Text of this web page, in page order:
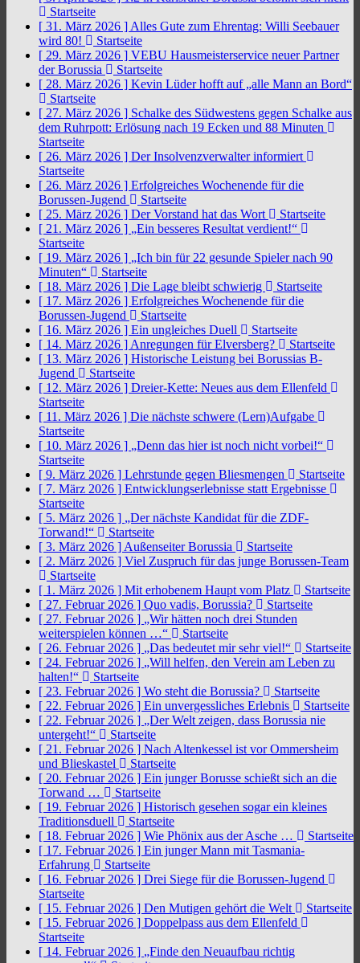
Startseite
[ 31. März 2026 ] Alles Gute zum Ehrentag: Willi Seebauer
wird 80!
Startseite
[ 29. März 2026 ] VEBU Hausmeisterservice neuer Partner
der Borussia
Startseite
[ 28. März 2026 ] Kevin Lüder hofft auf „alle Mann an Bord“
Startseite
[ 27. März 2026 ] Schalke des Südwestens gegen Schalke aus
dem Ruhrpott: Erlösung nach 19 Ecken und 88 Minuten
Startseite
[ 26. März 2026 ] Der Insolvenzverwalter informiert
Startseite
[ 26. März 2026 ] Erfolgreiches Wochenende für die
Borussen-Jugend
Startseite
[ 25. März 2026 ] Der Vorstand hat das Wort
Startseite
[ 21. März 2026 ] „Ein besseres Resultat verdient!“
Startseite
[ 19. März 2026 ] „Ich bin für 22 gesunde Spieler nach 90
Minuten“
Startseite
[ 18. März 2026 ] Die Lage bleibt schwierig
Startseite
[ 17. März 2026 ] Erfolgreiches Wochenende für die
Borussen-Jugend
Startseite
[ 16. März 2026 ] Ein ungleiches Duell
Startseite
[ 14. März 2026 ] Anregungen für Elversberg?
Startseite
[ 13. März 2026 ] Historische Leistung bei Borussias B-
Jugend
Startseite
[ 12. März 2026 ] Dreier-Kette: Neues aus dem Ellenfeld
Startseite
[ 11. März 2026 ] Die nächste schwere (Lern)Aufgabe
Startseite
[ 10. März 2026 ] „Denn das hier ist noch nicht vorbei!“
Startseite
[ 9. März 2026 ] Lehrstunde gegen Bliesmengen
Startseite
[ 7. März 2026 ] Entwicklungserlebnisse statt Ergebnisse
Startseite
[ 5. März 2026 ] „Der nächste Kandidat für die ZDF-
Torwand!“
Startseite
[ 3. März 2026 ] Außenseiter Borussia
Startseite
[ 2. März 2026 ] Viel Zuspruch für das junge Borussen-Team
Startseite
[ 1. März 2026 ] Mit erhobenem Haupt vom Platz
Startseite
[ 27. Februar 2026 ] Quo vadis, Borussia?
Startseite
[ 27. Februar 2026 ] „Wir hätten noch drei Stunden
weiterspielen können …“
Startseite
[ 26. Februar 2026 ] „Das bedeutet mir sehr viel!“
Startseite
[ 24. Februar 2026 ] „Will helfen, den Verein am Leben zu
halten!“
Startseite
[ 23. Februar 2026 ] Wo steht die Borussia?
Startseite
[ 22. Februar 2026 ] Ein unvergessliches Erlebnis
Startseite
[ 22. Februar 2026 ] „Der Welt zeigen, dass Borussia nie
untergeht!“
Startseite
[ 21. Februar 2026 ] Nach Altenkessel ist vor Ommersheim
und Blieskastel
Startseite
[ 20. Februar 2026 ] Ein junger Borusse schießt sich an die
Torwand …
Startseite
[ 19. Februar 2026 ] Historisch gesehen sogar ein kleines
Traditionsduell
Startseite
[ 18. Februar 2026 ] Wie Phönix aus der Asche …
Startseite
[ 17. Februar 2026 ] Ein junger Mann mit Tasmania-
Erfahrung
Startseite
[ 16. Februar 2026 ] Drei Siege für die Borussen-Jugend
Startseite
[ 15. Februar 2026 ] Den Mutigen gehört die Welt
Startseite
[ 15. Februar 2026 ] Doppelpass aus dem Ellenfeld
Startseite
[ 14. Februar 2026 ] „Finde den Neuaufbau richtig